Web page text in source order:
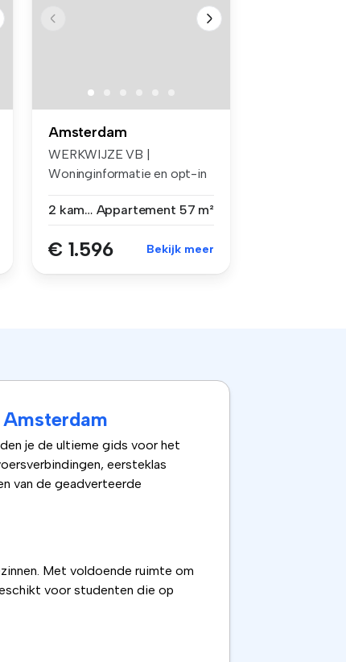
Amsterdam
WERKWIJZE VB |
Woninginformatie en opt-in
2 kamers Appartement 57 m²
€ 1.596 Bekijk meer
je de ultieme gids voor het
eersteklas
van de geadverteerde
Met voldoende ruimte om
voor studenten die op